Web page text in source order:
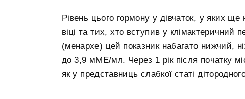
Рівень цього гормону у дівчаток, у яких
віці та тих, хто вступив у клімактеричний
(менархе) цей показник набагато нижчий,
до 3,9 мМЕ/мл. Через 1 рік після початку
як у представниць слабкої статі дітородного